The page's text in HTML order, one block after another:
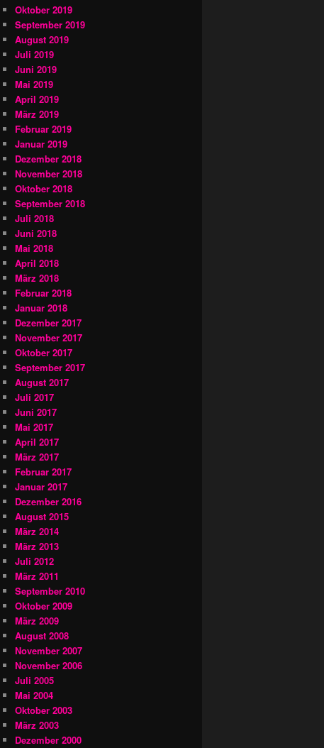
Oktober 2019
September 2019
August 2019
Juli 2019
Juni 2019
Mai 2019
April 2019
März 2019
Februar 2019
Januar 2019
Dezember 2018
November 2018
Oktober 2018
September 2018
Juli 2018
Juni 2018
Mai 2018
April 2018
März 2018
Februar 2018
Januar 2018
Dezember 2017
November 2017
Oktober 2017
September 2017
August 2017
Juli 2017
Juni 2017
Mai 2017
April 2017
März 2017
Februar 2017
Januar 2017
Dezember 2016
August 2015
März 2014
März 2013
Juli 2012
März 2011
September 2010
Oktober 2009
März 2009
August 2008
November 2007
November 2006
Juli 2005
Mai 2004
Oktober 2003
März 2003
Dezember 2000